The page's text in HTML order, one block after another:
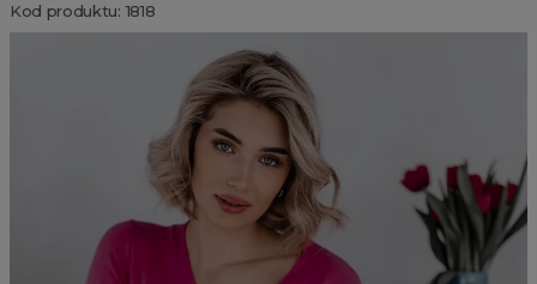
Kod produktu: 1818